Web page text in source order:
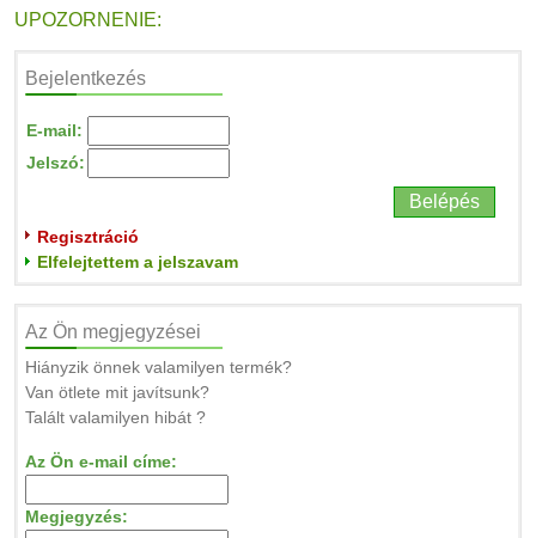
UPOZORNENIE:
Bejelentkezés
E-mail:
Jelszó:
Regisztráció
Elfelejtettem a jelszavam
Az Ön megjegyzései
Hiányzik önnek valamilyen termék?
Van ötlete mit javítsunk?
Talált valamilyen hibát ?
Az Ön e-mail címe:
Megjegyzés: